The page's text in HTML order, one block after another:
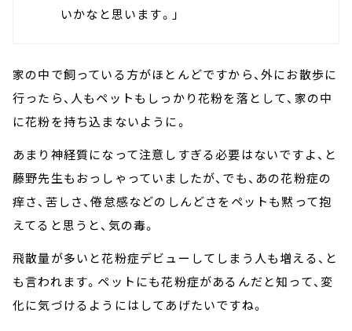
いかなと思います。」
家の中で飼っている方がほとんどですから、外にお散歩に
行ったら、人もペットもしっかり花粉を落として、家の中
に花粉を持ち込まないように。
あまり神経質になって注意しすぎる必要はないですよ、と
藤野先生もおっしゃっていましたが、でも、あの花粉症の
痒さ、苦しさ、倦怠感などのしんどさをペットも黙って抱
えてると思うと、気の毒。
飛散量が多いと花粉症デビューしてしまう人も増える、と
も言われます。ペットにも花粉症があるんだと知って、変
化に気づけるようにはしてあげたいですね。